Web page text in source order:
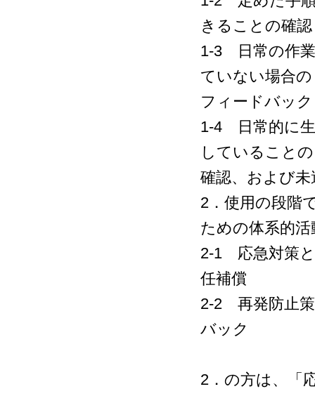
きることの確
1-3 日常の作
ていない場合の
フィードバッ
1-4 日常的に生
していることの
確認、および
2．使用の段階
ための体系的
2-1 応急対策と
任補償
2-2 再発防止
バック
2．の方は、「